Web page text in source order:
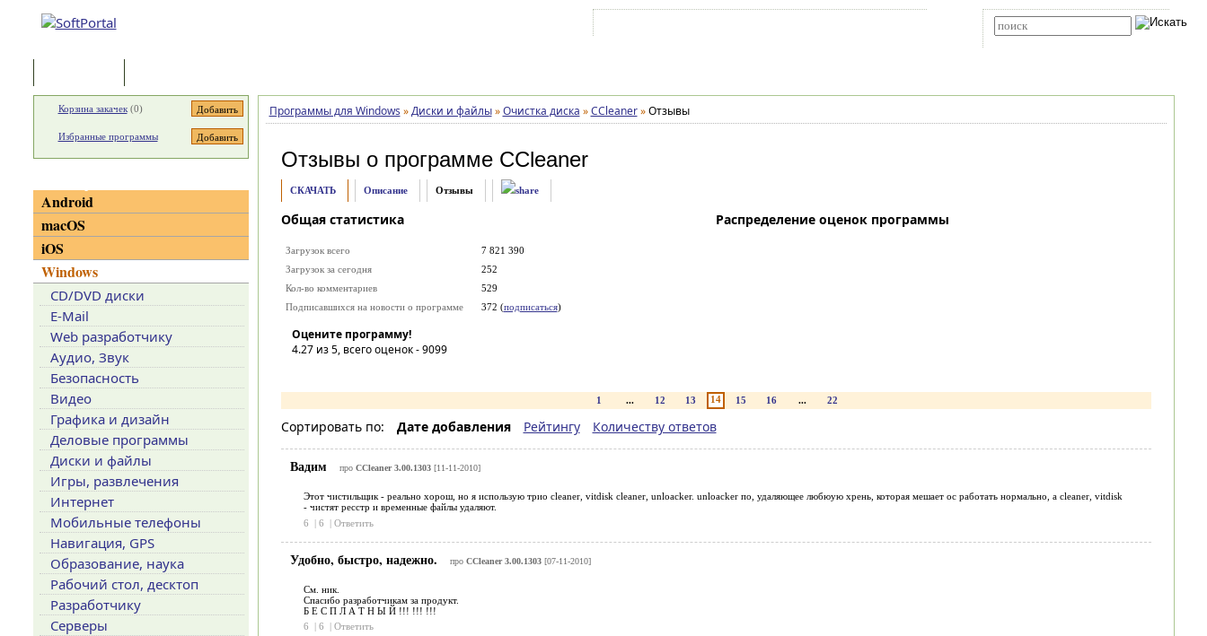
Программы для Windows » Диски и файлы » Очистка диска » CCleaner » Отзывы
Отзывы о программе CCleaner
СКАЧАТЬ Описание Отзывы
Общая статистика
Загрузок всего
7 821 390
Загрузок за сегодня
252
Кол-во комментариев
529
Подписавшихся на новости о программе
372 (подписаться)
Оцените программу!
4.27из 5, всего оценок -9099
Распределение оценок программы
1 ... 12 13 14 15 16 ... 22
Сортировать по: Дате добавления Рейтингу Количеству ответов
Вадим про CCleaner 3.00.1303[11-11-2010]
Этот чистильщик - реально хорош, но я использую трио cleaner, vitdisk cleaner, unloacker. unloacker по, удаляющее любюую хрень, которая мешает ос работать нормально, а cleaner, vitdisk
- чистят ресстр и временные файлы удаляют.
6
| 6 | Ответить
Удобно, быстро, надежно. про CCleaner 3.00.1303[07-11-2010]
См. ник.
Спасибо разработчикам за продукт.
Б Е С П Л А Т Н Ы Й !!! !!! !!!
6
| 6 | Ответить
Корзина закачек(0)
Избранные программы
Android
macOS
iOS
Windows
CD/DVD диски
E-Mail
Web разработчику
Аудио, Звук
Безопасность
Видео
Графика и дизайн
Деловые программы
Диски и файлы
Игры, развлечения
Интернет
Мобильные телефоны
Навигация, GPS
Образование, наука
Рабочий стол, десктоп
Разработчику
Серверы